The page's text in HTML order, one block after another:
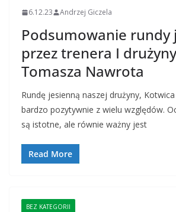
6.12.23 Andrzej Giczela
Podsumowanie rundy
przez trenera I
Tomasza Nawrota
Rundę jesienną naszej drużyny,
bardzo pozytywnie z wielu względów.
są istotne, ale równie ważny jest
Read More
BEZ KATEGORII